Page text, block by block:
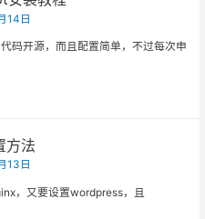
14日
码开源，而且配置简单，不过每次申
方法
13日
，又要设置wordpress，且